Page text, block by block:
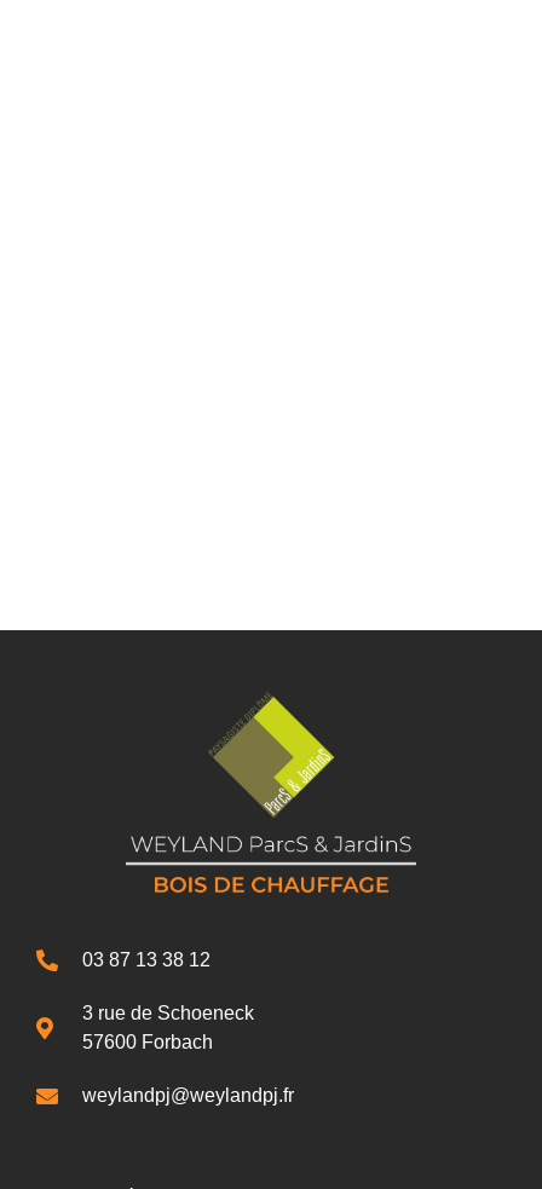
03 87 13 38 12
3 rue de Schoeneck
57600 Forbach
weylandpj@weylandpj.fr